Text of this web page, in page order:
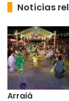
Notícias
Arraiá